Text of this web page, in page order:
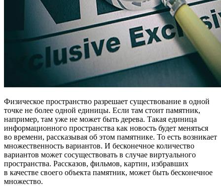
Физическое пространство разрешает существование в одной
точке не более одной единицы. Если там стоит памятник,
например, там уже не может быть дерева. Такая единица
информационного пространства как новость будет меняться
во времени, рассказывая об этом памятнике. То есть возникает
множественность вариантов. И бесконечное количество
вариантов может сосуществовать в случае виртуального
пространства. Рассказов, фильмов, картин, избравших
в качестве своего объекта памятник, может быть бесконечное
множество.